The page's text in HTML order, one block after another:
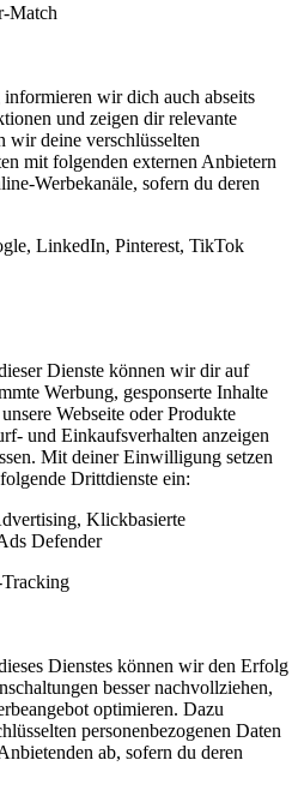
Match
wir dich auch abseits
und zeigen dir relevante
wir deine verschlüsselten
mit folgenden externen Anbietern
Werbekanäle, sofern du deren
LinkedIn, Pinterest, TikTok
Dienste können wir dir auf
Werbung, gesponserte Inhalte
Webseite oder Produkte
und Einkaufsverhalten anzeigen
Mit deiner Einwilligung setzen
Drittdienste ein:
Klickbasierte
Defender
Dienstes können wir den Erfolg
besser nachvollziehen,
optimieren. Dazu
personenbezogenen Daten
ab, sofern du deren